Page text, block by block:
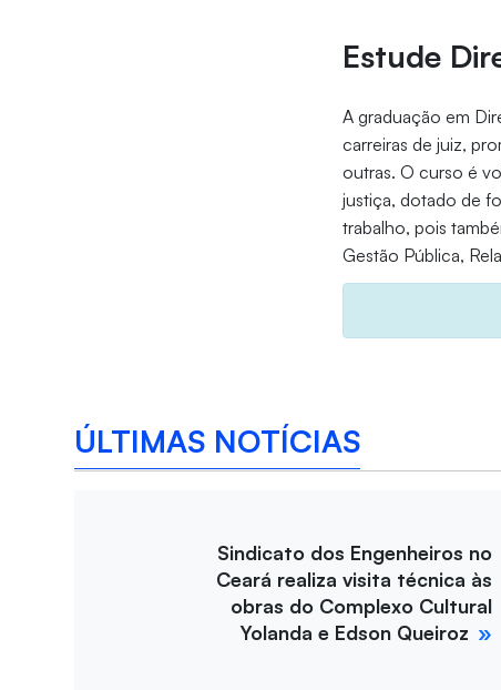
Estude
A graduação em
carreiras de juiz,
outras. O curso é
justiça, dotado de
trabalho, pois
Gestão Pública,
ÚLTIMAS NOTÍCIAS
Sindicato dos Engenheiros no
Ceará realiza visita técnica às
obras do Complexo Cultural
Yolanda e Edson Queiroz